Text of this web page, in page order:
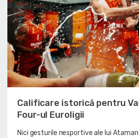
Calificare istorică pentru
Four-ul Euroligii
Nici gesturile nesportive ale lui